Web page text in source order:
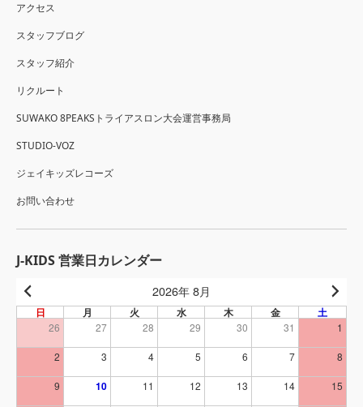
アクセス
スタッフブログ
スタッフ紹介
リクルート
SUWAKO 8PEAKSトライアスロン大会運営事務局
STUDIO-VOZ
ジェイキッズレコーズ
お問い合わせ
J-KIDS 営業日カレンダー
2026年 8月
日 月 火 水 木 金 土
26 27 28 29 30 31 1
2 3 4 5 6 7 8
9 10 11 12 13 14 15